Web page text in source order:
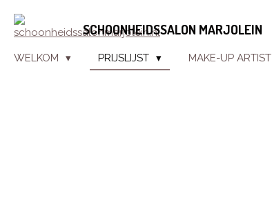
Ga
direct
de
SCHOONHEIDSSALON MARJOLEIN
WELKOM PRIJSLIJST MAKE-UP ARTIST